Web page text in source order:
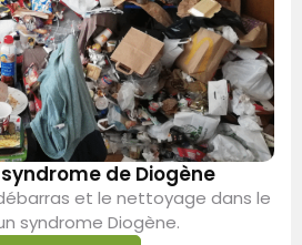
de Diogène
et le nettoyage dans le
syndrome Diogène.